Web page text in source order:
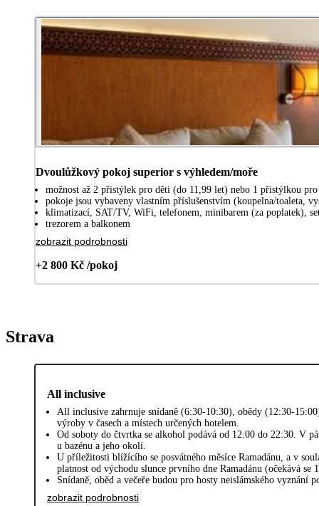
Dvoulůžkový pokoj superior s výhledem/moře
možnost až 2 přistýlek pro děti (do 11,99 let) nebo 1 přistýlkou pro
pokoje jsou vybaveny vlastním příslušenstvím (koupelna/toaleta,
klimatizací, SAT/TV, WiFi, telefonem, minibarem (za poplatek),
trezorem a balkonem
zobrazit podrobnosti
+2 800 Kč /pokoj
Strava
All inclusive
All inclusive zahrnuje snídaně (6:30-10:30), obědy (12:30-
výroby v časech a místech určených hotelem.
Od soboty do čtvrtka se alkohol podává od 12:00 do 22:30. V
u bazénu a jeho okolí.
U příležitosti blížícího se posvátného měsíce Ramadánu, a v
platnost od východu slunce prvního dne Ramadánu (očekává se
Snídaně, oběd a večeře budou pro hosty neislámského vyznání
zobrazit podrobnosti